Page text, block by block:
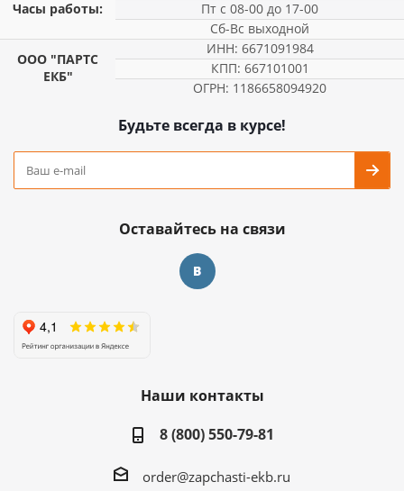
Часы работы:
Пт с 08-00 до 17-00
Сб-Вс выходной
ООО "ПАРТС
ЕКБ"
ИНН: 6671091984
КПП: 667101001
ОГРН: 1186658094920
Будьте всегда в курсе!
Оставайтесь на связи
Наши контакты
8 (800) 550-79-81
order@zapchasti-ekb.ru